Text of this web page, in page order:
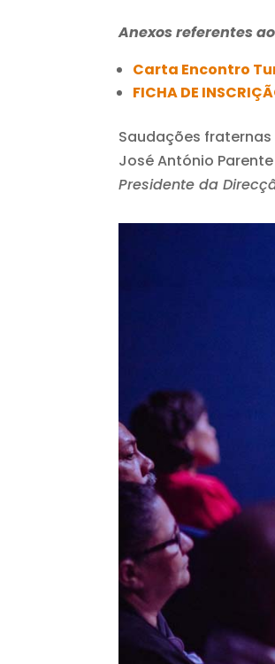
Anexos referentes
Carta Encontro
FICHA DE
Saudações fraternas
José António Parente
Presidente da